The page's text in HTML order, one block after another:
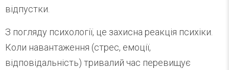
відпустки.
З погляду психології, це захисна реакція психіки.
Коли навантаження (стрес, емоції,
відповідальність) тривалий час перевищує